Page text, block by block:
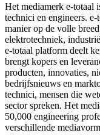
Het mediamerk e-totaal
technici en engineers.
manier op de volle
elektrotechniek,
e-totaal platform deelt
brengt kopers en
producten, innovaties,
bedrijfsnieuws en
technici, mensen die
sector spreken. Het
50,000 engineering
verschillende